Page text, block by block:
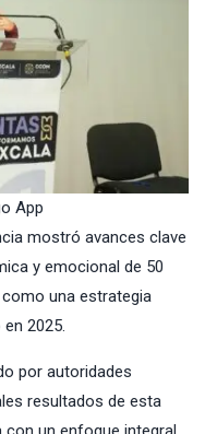
App
mostró avances clave
y emocional de 50
una estrategia
2025.
por autoridades
resultados de esta